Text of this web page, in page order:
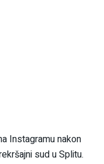
Instagramu nakon
sud u Splitu.